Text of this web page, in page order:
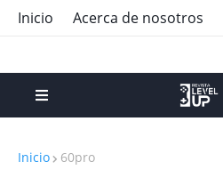
Inicio Acerca de nosotros
Inicio 60pro